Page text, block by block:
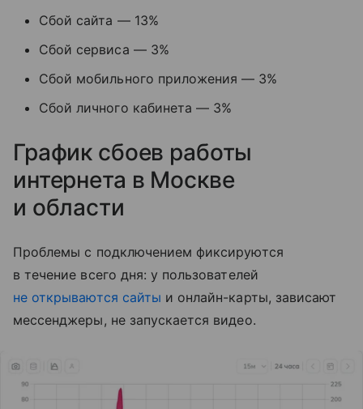
Сбой сайта — 13%
Сбой сервиса — 3%
Сбой мобильного приложения — 3%
Сбой личного кабинета — 3%
График сбоев работы
интернета в Москве
и области
Проблемы с подключением фиксируются
в течение всего дня: у пользователей
не открываются сайты и онлайн-карты, зависают
мессенджеры, не запускается видео.